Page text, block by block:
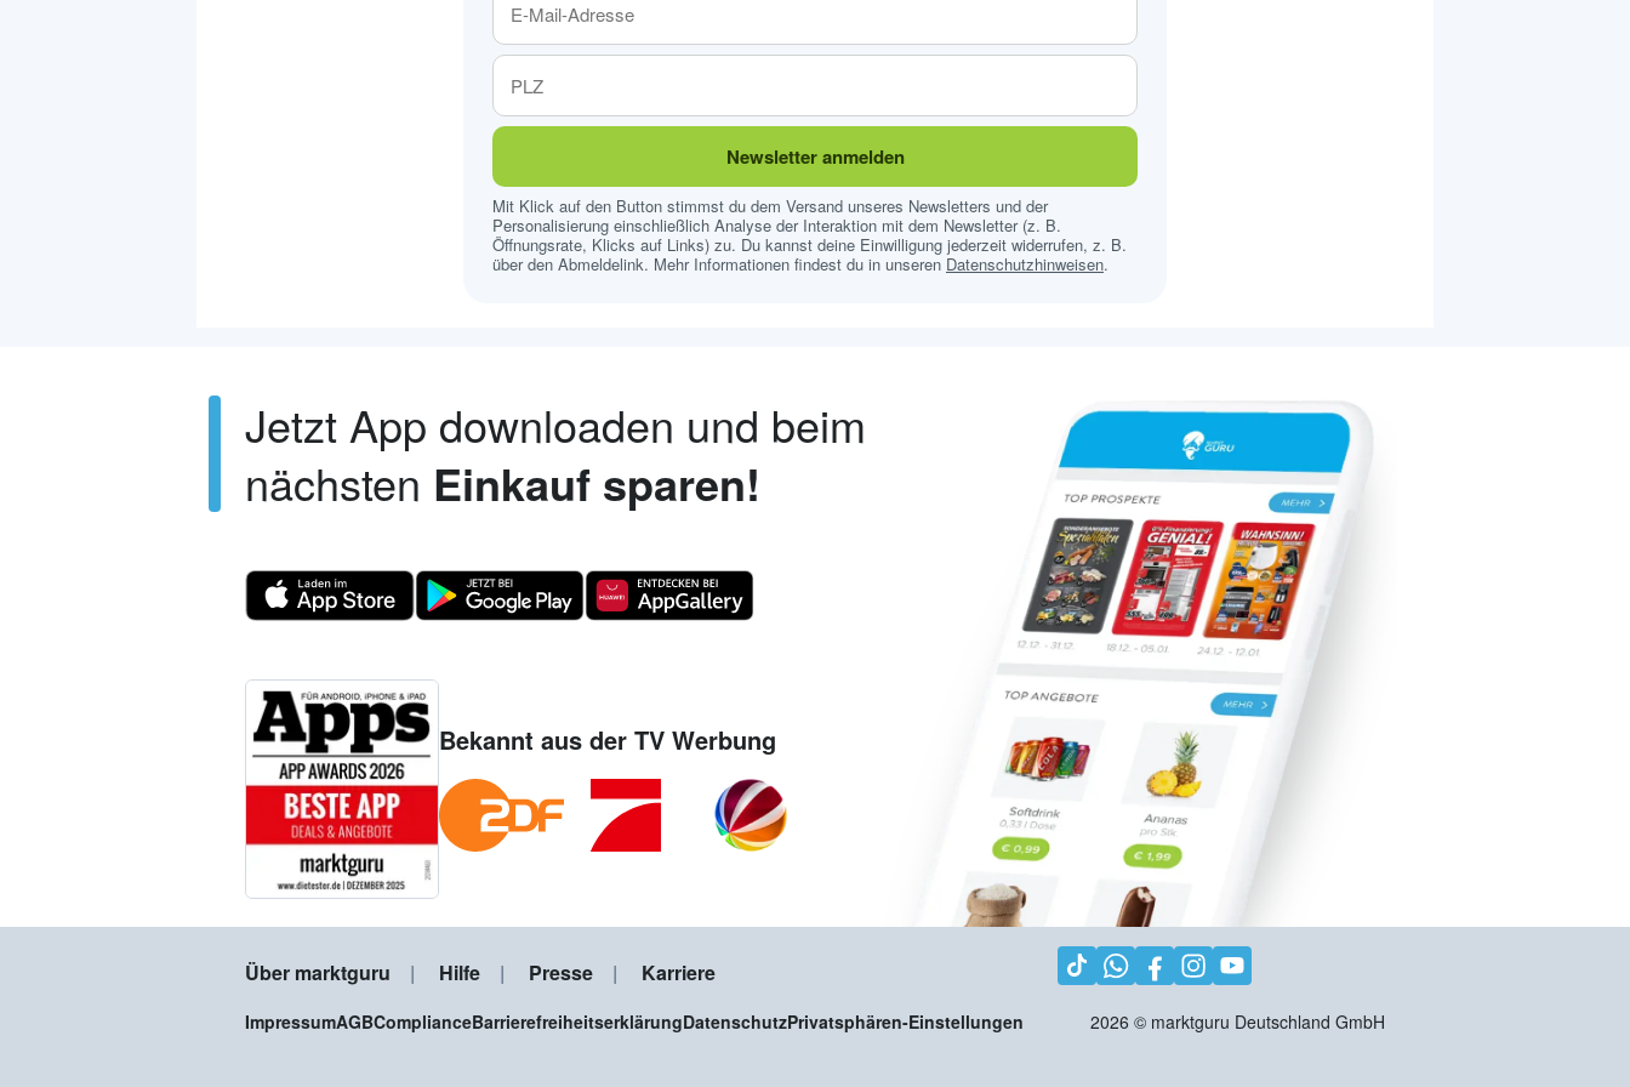
Newsletter anmelden
Mit Klick auf den Button stimmst du dem Versand unseres Newsletters und der
Personalisierung einschließlich Analyse der Interaktion mit dem Newsletter (z. B.
Öffnungsrate, Klicks auf Links) zu. Du kannst deine Einwilligung jederzeit widerrufen, z. B.
über den Abmeldelink. Mehr Informationen findest du in unseren Datenschutzhinweisen.
Jetzt App downloaden und beim
nächsten Einkauf sparen!
Bekannt aus der TV Werbung
Über marktguru Hilfe Presse Karriere
ImpressumAGBComplianceBarrierefreiheitserklärungDatenschutzPrivatsphären-Einstellungen 2026 © marktguru Deutschland GmbH